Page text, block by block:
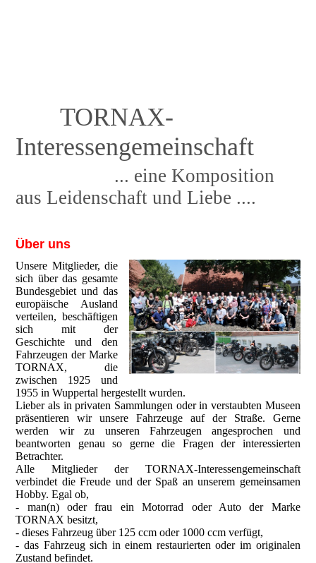
TORNAX-
Interessengemeinschaft
... eine Komposition
aus Leidenschaft und Liebe ....
Über uns
Unsere Mitglieder, die
sich über das gesamte
Bundesgebiet und das
europäische Ausland
verteilen, beschäftigen
sich mit der
Geschichte und den
Fahrzeugen der Marke
TORNAX, die
zwischen 1925 und
1955 in Wuppertal hergestellt wurden.
Lieber als in privaten Sammlungen oder in verstaubten Museen
präsentieren wir unsere Fahrzeuge auf der Straße. Gerne
werden wir zu unseren Fahrzeugen angesprochen und
beantworten genau so gerne die Fragen der interessierten
Betrachter.
Alle Mitglieder der TORNAX-Interessengemeinschaft
verbindet die Freude und der Spaß an unserem gemeinsamen
Hobby. Egal ob,
- man(n) oder frau ein Motorrad oder Auto der Marke
TORNAX besitzt,
- dieses Fahrzeug über 125 ccm oder 1000 ccm verfügt,
- das Fahrzeug sich in einem restaurierten oder im originalen
Zustand befindet.